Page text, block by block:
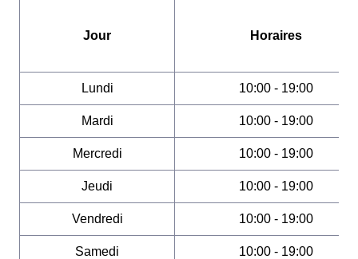
Jour Horaires
Lundi 10:00 - 19:00
Mardi 10:00 - 19:00
Mercredi 10:00 - 19:00
Jeudi 10:00 - 19:00
Vendredi 10:00 - 19:00
Samedi 10:00 - 19:00